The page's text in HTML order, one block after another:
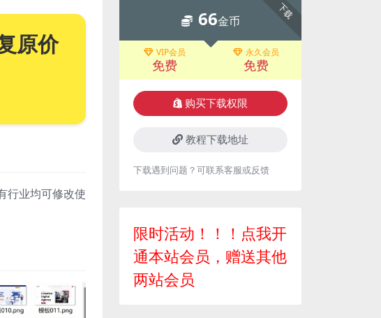
原价
行业均可修改使
下载
66金币
VIP会员
免费
永久会员
免费
购买下载权限
教程下载地址
下载遇到问题？可联系客服或反馈
限时活动！！！点我开
通本站会员，赠送其他
两站会员